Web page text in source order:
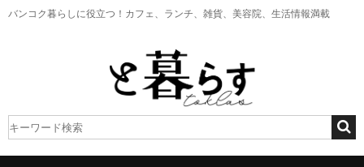
バンコク暮らしに役立つ！ カフェ、ランチ、雑貨、美容院、生活情報満載